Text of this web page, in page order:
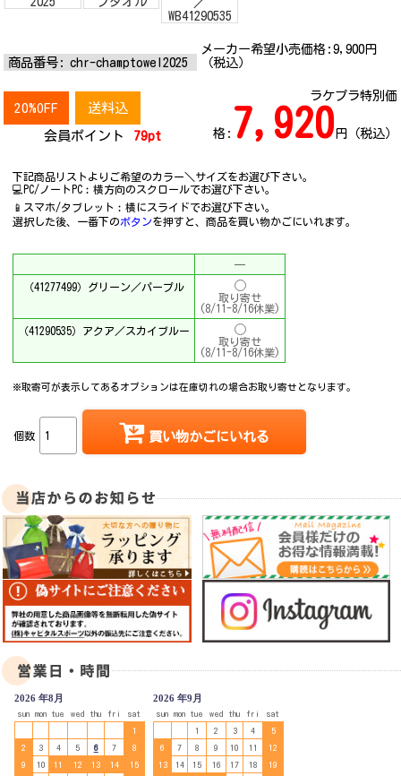
商品番号: chr-champtowel2025
メーカー希望小売価格: 9,900円
（税込）
20%OFF 送料込
会員ポイント 79pt
ラケプラ特別価
格: 7,920円（税込）
下記商品リストよりご希望のカラー＼サイズをお選び下さい。
💻PC/ノートPC︰横方向のスクロールでお選び下さい。
📱スマホ/タブレット︰横にスライドでお選び下さい。
選択した後、一番下のボタンを押すと、商品を買い物かごにいれます。
─
（41277499）グリーン／パープル
取り寄せ
(8/11-8/16休業)
（41290535）アクア／スカイブルー
取り寄せ
(8/11-8/16休業)
※取寄可が表示してあるオプションは在庫切れの場合お取り寄せとなります。
個数 買い物かごにいれる
2026 年8月
sun mon tue wed thu fri
sat
1
2
3 4 5 6 7
8
9
10 11 12 13 14
15
2026 年9月
sun mon tue wed thu fri
sat
1
2 3 4
5
6
7 8 9 10 11
12
13
14 15 16 17 18
19